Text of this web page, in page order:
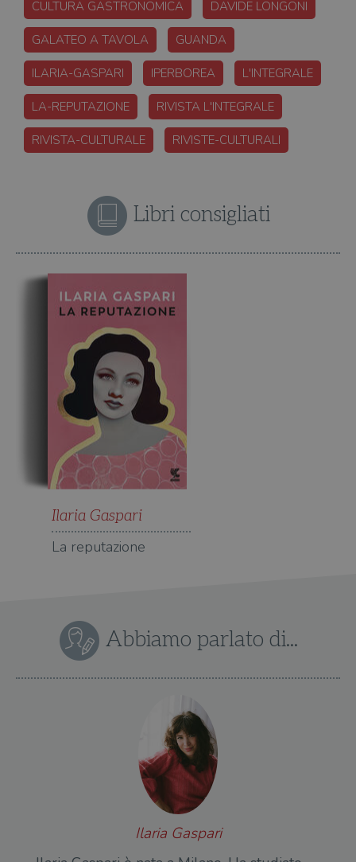
CULTURA GASTRONOMICA DAVIDE LONGONI
GALATEO A TAVOLA GUANDA
ILARIA-GASPARI IPERBOREA L'INTEGRALE
LA-REPUTAZIONE RIVISTA L'INTEGRALE
RIVISTA-CULTURALE RIVISTE-CULTURALI
Libri consigliati
Ilaria Gaspari
La reputazione
Abbiamo parlato di...
Ilaria Gaspari